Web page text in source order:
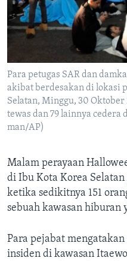
Para petugas SAR dan
akibat berdesakan di lokasi
Selatan, Minggu, 30 Oktober
tewas dan 79 lainnya cedera
man/AP)
Malam perayaan
di Ibu Kota Korea
ketika sedikitnya 151
sebuah kawasan hiburan
Para pejabat
insiden di kawasan